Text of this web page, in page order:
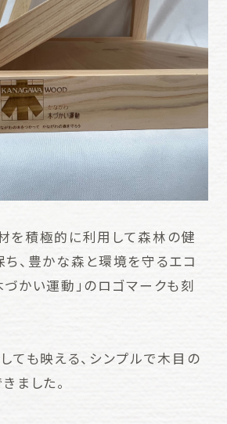
を積極的に利用して森林の健
、豊かな森と環境を守るエコ
かい運動」のロゴマークも刻
ても映える、シンプルで木目の
ました。